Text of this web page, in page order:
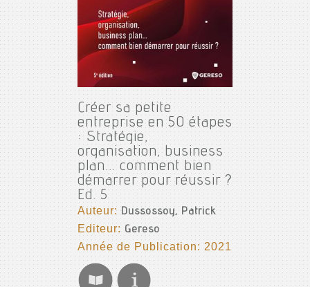
Créer sa petite
entreprise en 50 étapes
: Stratégie,
organisation, business
plan... comment bien
démarrer pour réussir ?
Ed. 5
Auteur:Dussossoy, Patrick
Editeur: Gereso
Année de Publication: 2021